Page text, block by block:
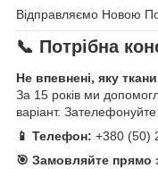
Відправляємо Новою
📞 Потрібна
Не впевнені, яку
За 15 років ми
варіант.
📱 Телефон: +380 (50)
🎯 Замовляйте прямо